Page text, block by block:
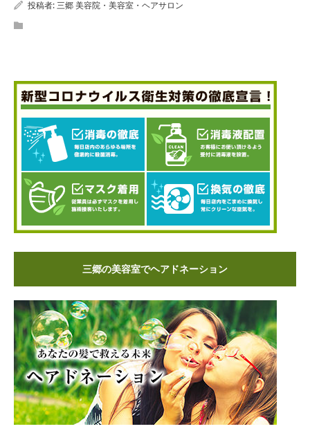
投稿者:三郷 美容院・美容室・ヘアサロン
三郷の美容室でヘアドネーション